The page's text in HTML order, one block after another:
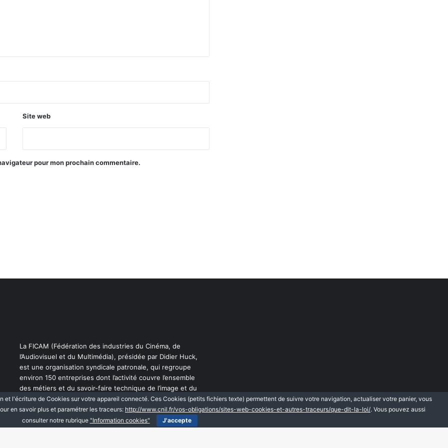
Site web
pour mon prochain commentaire.
La FICAM (Fédération des industries du Cinéma, de
l’Audiovisuel et du Multimédia), présidée par Didier Huck,
est une organisation syndicale patronale, qui regroupe
environ 150 entreprises dont l’activité couvre l’ensemble
des métiers et du savoir-faire technique de l’image et du
son.
et l'écriture de Cookies sur votre appareil connecté. Ces Cookies (petits fichiers texte) permettent de suivre votre navigation, actualiser votre panier, vous
en savoir plus et paramétrer les traceurs: http://www.cnil.fr/vos-obligations/sites-web-cookies-et-autres-traceurs/que-dit-la-loi/. Vous pouvez aussi
consulter notre rubrique "Information cookies" J'accepte